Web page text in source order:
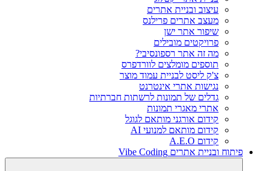
עיצוב ובניית אתרים
מעצב אתרים פרילנס
שיפור אתר ישן
פרויקטים מובילים
מה זה אתר רספונסיבי?
תוספים מומלצים לוורדפרס
צ'ק ליסט לבניית עמוד מוצר
נגישות אתרי אינטרנט
גדלים של תמונות לרשתות חברתיות
אתרי מאגרי תמונות
קידום אורגני מותאם לגוגל
קידום מותאם למנועי AI
קידום A.E.O
פיתוח ובניית אתרים Vibe Coding